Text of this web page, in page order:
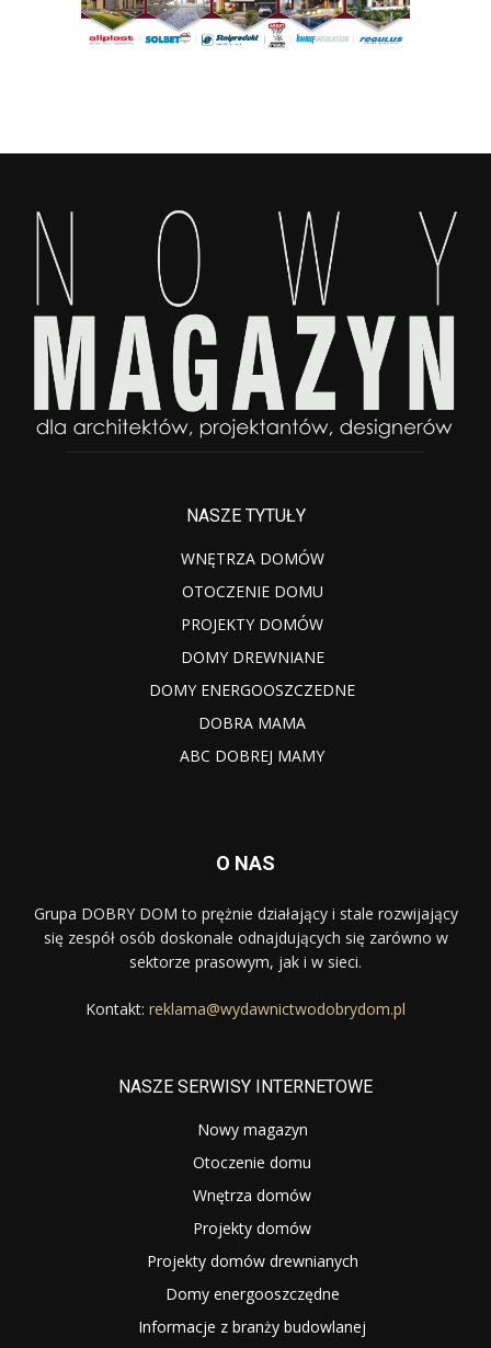
NASZE TYTUŁY
WNĘTRZA DOMÓW
OTOCZENIE DOMU
PROJEKTY DOMÓW
DOMY DREWNIANE
DOMY ENERGOOSZCZEDNE
DOBRA MAMA
ABC DOBREJ MAMY
O NAS
Grupa DOBRY DOM to prężnie działający i stale rozwijający
się zespół osób doskonale odnajdujących się zarówno w
sektorze prasowym, jak i w sieci.
Kontakt: reklama@wydawnictwodobrydom.pl
NASZE SERWISY INTERNETOWE
Nowy magazyn
Otoczenie domu
Wnętrza domów
Projekty domów
Projekty domów drewnianych
Domy energooszczędne
Informacje z branży budowlanej